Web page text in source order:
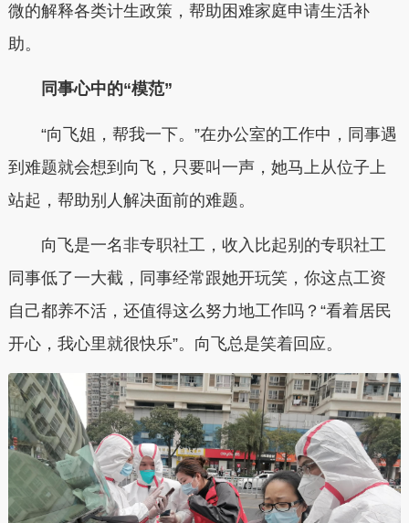
微的解释各类计生政策，帮助困难家庭申请生活补
助。
同事心中的“模范”
“向飞姐，帮我一下。”在办公室的工作中，同事遇
到难题就会想到向飞，只要叫一声，她马上从位子上
站起，帮助别人解决面前的难题。
向飞是一名非专职社工，收入比起别的专职社工
同事低了一大截，同事经常跟她开玩笑，你这点工资
自己都养不活，还值得这么努力地工作吗？“看着居民
开心，我心里就很快乐”。向飞总是笑着回应。